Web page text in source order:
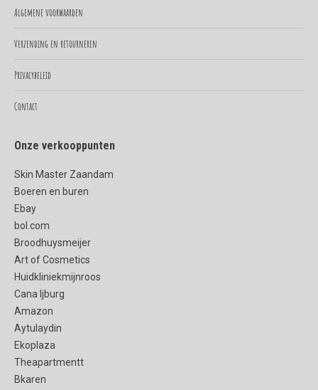
in
window
in
window
Algemene voorwaarden
Verzending en retourneren
Privacybeleid
Contact
Onze verkooppunten
Skin Master Zaandam
Boeren en buren
Ebay
bol.com
Broodhuysmeijer
Art of Cosmetics
Huidkliniekmijnroos
Cana Ijburg
Amazon
Aytulaydin
Ekoplaza
Theapartmentt
Bkaren